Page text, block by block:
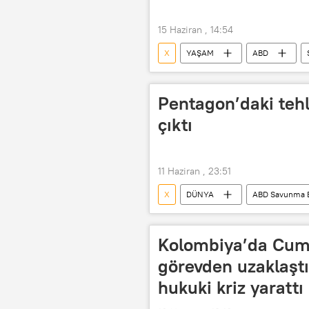
15 Haziran , 14:54
X YAŞAM ABD
Bilim, Sanayi ve Teknoloji Bakanlığı
Pentagon’daki
çıktı
11 Haziran , 23:51
X DÜNYA ABD Savunma
Tehdit
Güvenlik önlemi
Kolombiya’da
görevden
hukuki kriz yarattı